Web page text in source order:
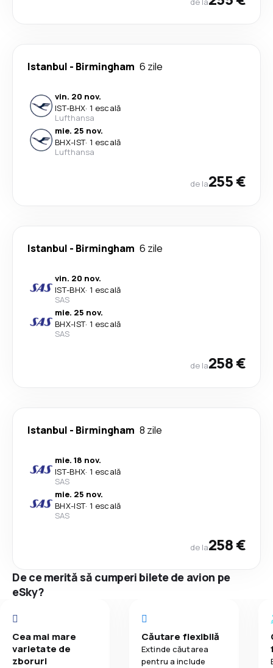
Istanbul - Birmingham 6 zile
vin. 20 nov.
IST-BHX· 1 escală
Lufthansa
mie. 25 nov.
BHX-IST· 1 escală
Lufthansa
de la255 €
Istanbul - Birmingham 6 zile
vin. 20 nov.
IST-BHX· 1 escală
SAS
mie. 25 nov.
BHX-IST· 1 escală
SAS
de la258 €
Istanbul - Birmingham 8 zile
mie. 18 nov.
IST-BHX· 1 escală
SAS
mie. 25 nov.
BHX-IST· 1 escală
SAS
de la258 €
De ce merită să cumperi bilete de avion pe
eSky?
Cea mai mare
varietate de
zboruri
Căutare flexibilă
Extinde căutarea
pentru a include